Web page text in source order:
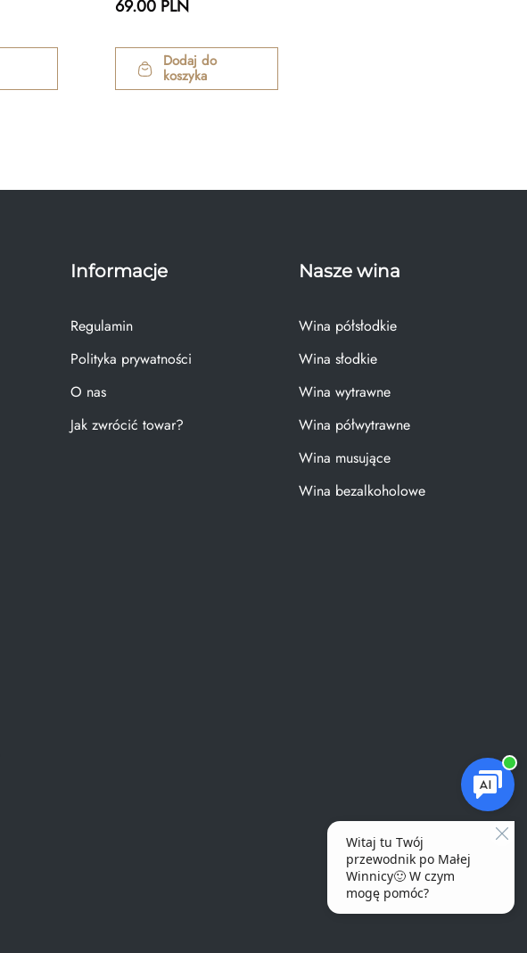
69.00 PLN
Dodaj do
koszyka
Informacje
Regulamin
Polityka prywatności
O nas
Jak zwrócić towar?
Nasze wina
Wina półsłodkie
Wina słodkie
Wina wytrawne
Wina półwytrawne
Wina musujące
Wina bezalkoholowe